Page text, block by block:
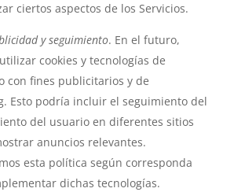
ciertos aspectos de los Servicios.
y seguimiento. En el futuro,
cookies y tecnologías de
con fines publicitarios y de
Esto podría incluir el seguimiento del
del usuario en diferentes sitios
anuncios relevantes.
esta política según corresponda
dichas tecnologías.